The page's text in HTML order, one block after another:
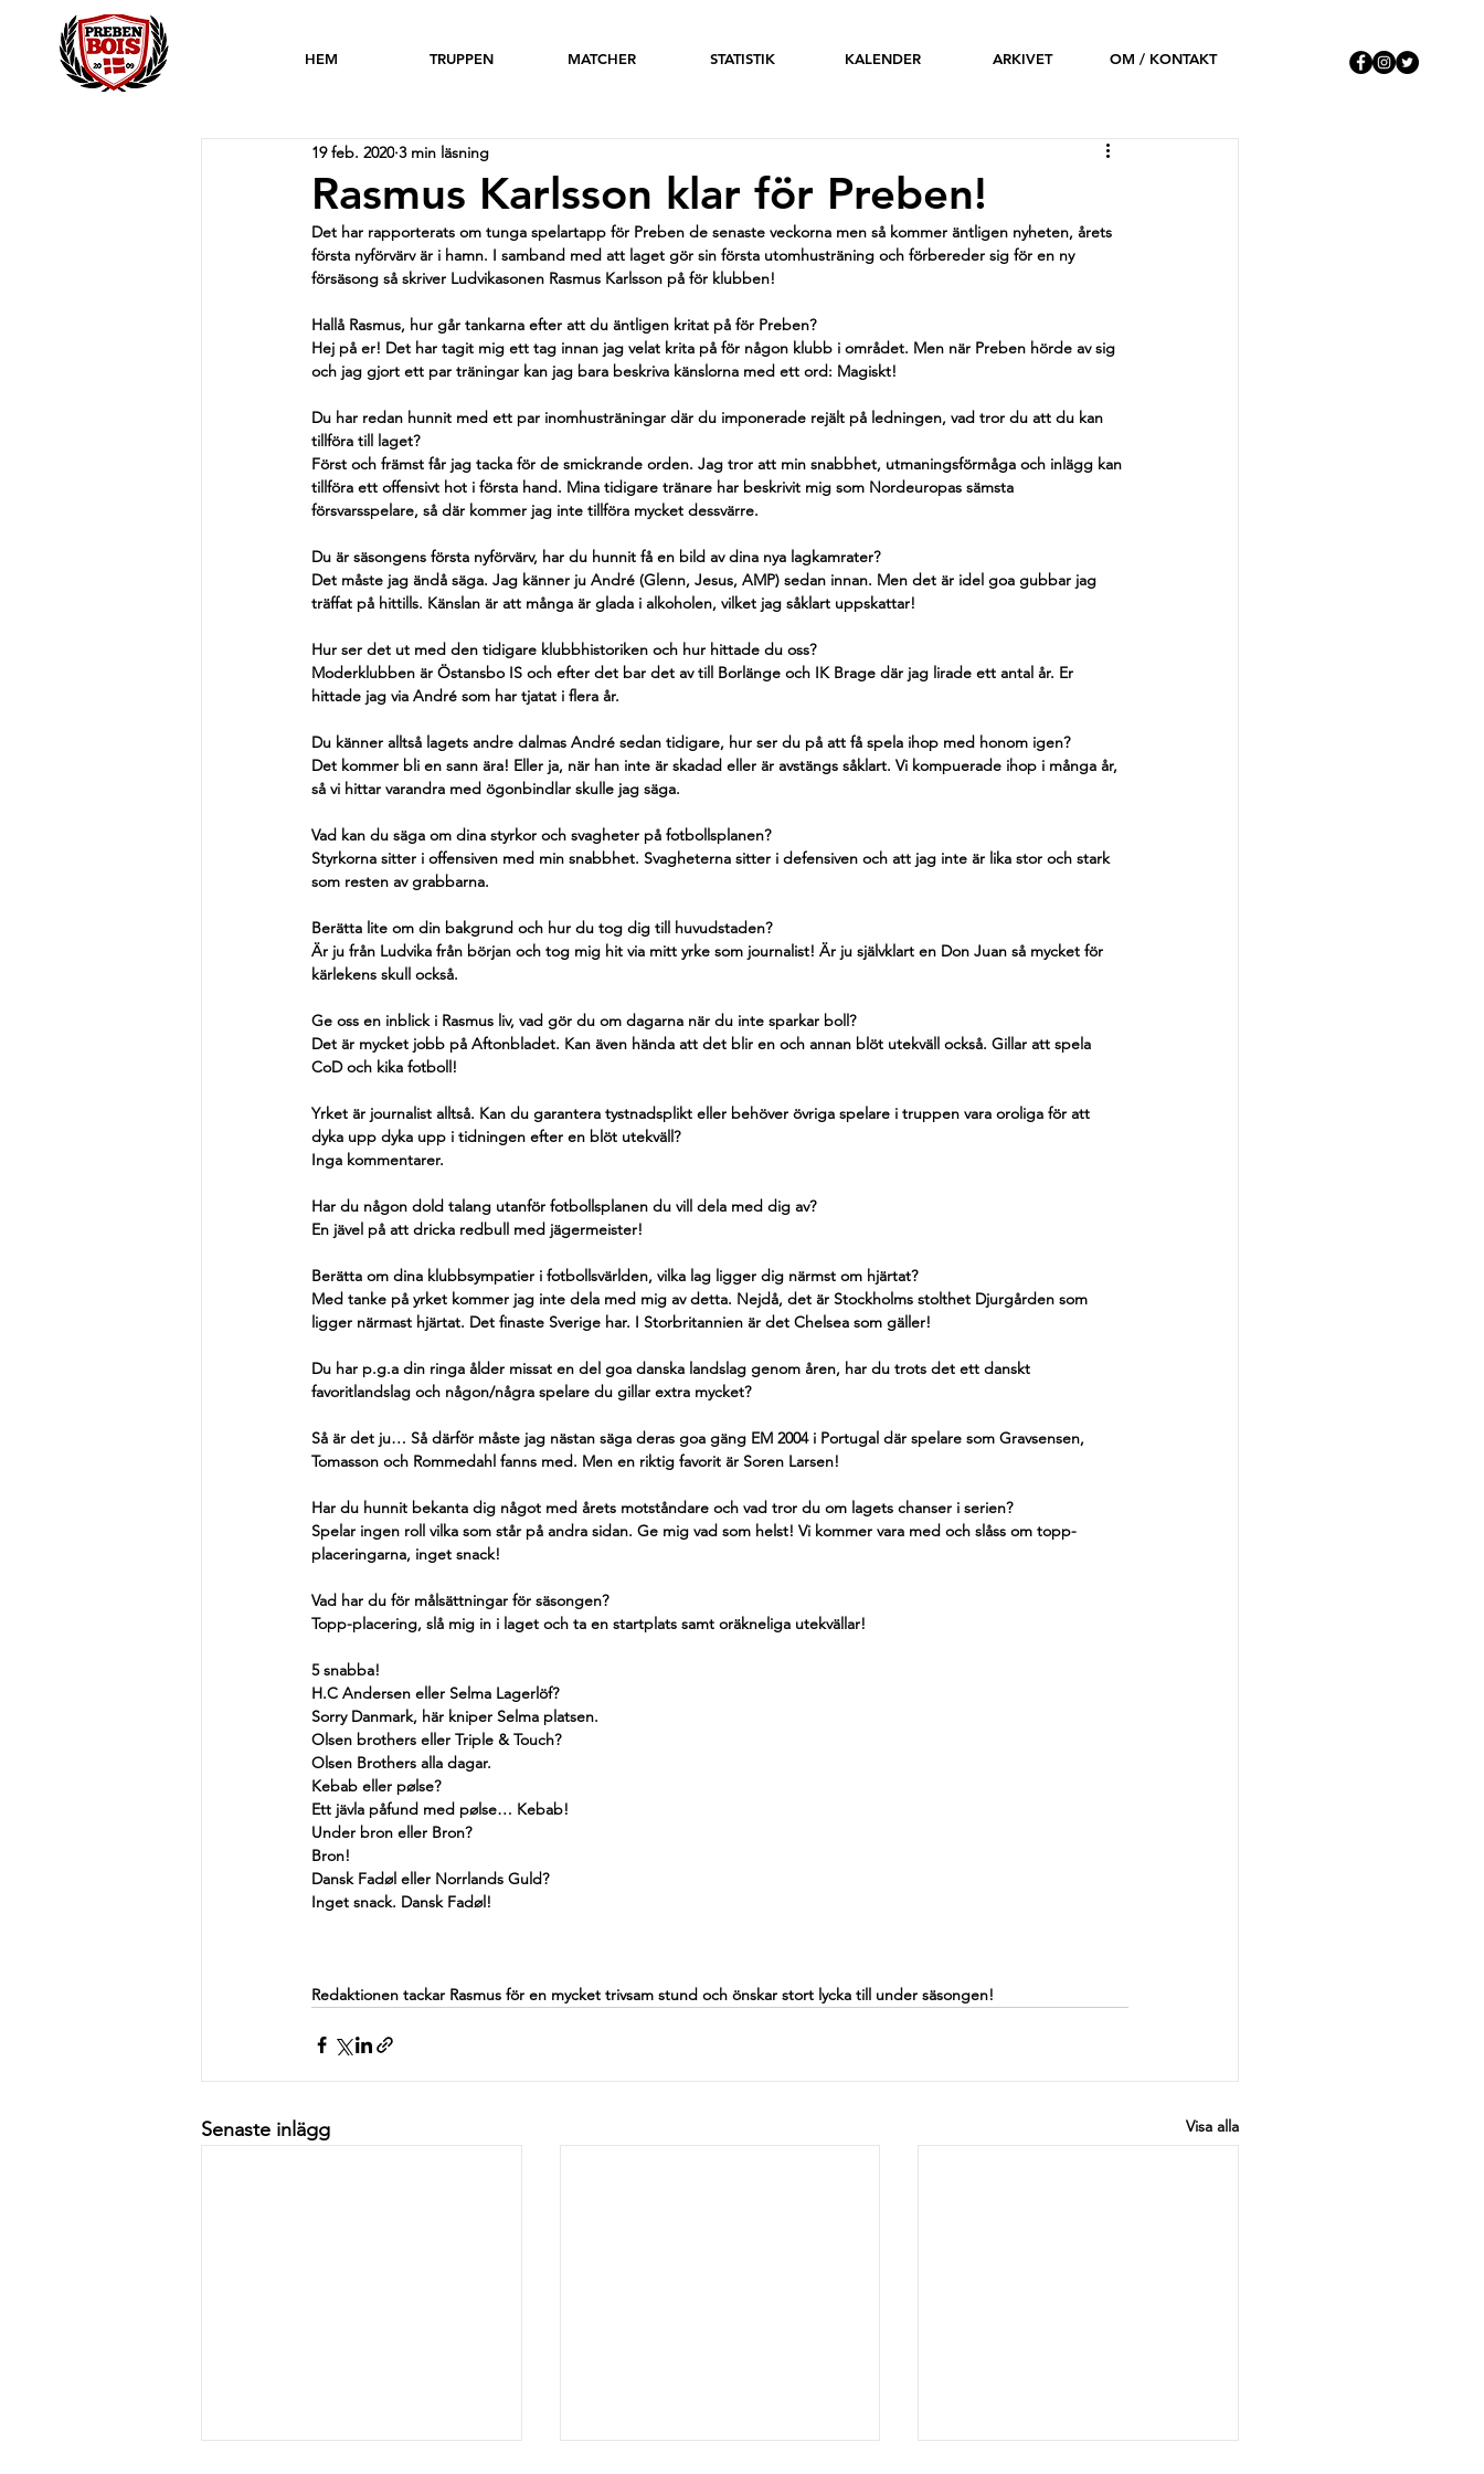
HEM TRUPPEN MATCHER STATISTIK KALENDER ARKIVET OM / KONTAKT
Rasmus Karlsson klar för Preben!
19 feb. 2020 3 min läsning
Det har rapporterats om tunga spelartapp för Preben de senaste veckorna men så kommer äntligen nyheten, årets
första nyförvärv är i hamn. I samband med att laget gör sin första utomhusträning och förbereder sig för en ny
försäsong så skriver Ludvikasonen Rasmus Karlsson på för klubben!
Hallå Rasmus, hur går tankarna efter att du äntligen kritat på för Preben?
Hej på er! Det har tagit mig ett tag innan jag velat krita på för någon klubb i området. Men när Preben hörde av sig
och jag gjort ett par träningar kan jag bara beskriva känslorna med ett ord: Magiskt!
Du har redan hunnit med ett par inomhusträningar där du imponerade rejält på ledningen, vad tror du att du kan
tillföra till laget?
Först och främst får jag tacka för de smickrande orden. Jag tror att min snabbhet, utmaningsförmåga och inlägg kan
tillföra ett offensivt hot i första hand. Mina tidigare tränare har beskrivit mig som Nordeuropas sämsta
försvarsspelare, så där kommer jag inte tillföra mycket dessvärre.
Du är säsongens första nyförvärv, har du hunnit få en bild av dina nya lagkamrater?
Det måste jag ändå säga. Jag känner ju André (Glenn, Jesus, AMP) sedan innan. Men det är idel goa gubbar jag
träffat på hittills. Känslan är att många är glada i alkoholen, vilket jag såklart uppskattar!
Hur ser det ut med den tidigare klubbhistoriken och hur hittade du oss?
Moderklubben är Östansbo IS och efter det bar det av till Borlänge och IK Brage där jag lirade ett antal år. Er
hittade jag via André som har tjatat i flera år.
Du känner alltså lagets andre dalmas André sedan tidigare, hur ser du på att få spela ihop med honom igen?
Det kommer bli en sann ära! Eller ja, när han inte är skadad eller är avstängs såklart. Vi kompuerade ihop i många år,
så vi hittar varandra med ögonbindlar skulle jag säga.
Vad kan du säga om dina styrkor och svagheter på fotbollsplanen?
Styrkorna sitter i offensiven med min snabbhet. Svagheterna sitter i defensiven och att jag inte är lika stor och stark
som resten av grabbarna.
Berätta lite om din bakgrund och hur du tog dig till huvudstaden?
Är ju från Ludvika från början och tog mig hit via mitt yrke som journalist! Är ju självklart en Don Juan så mycket för
kärlekens skull också.
Ge oss en inblick i Rasmus liv, vad gör du om dagarna när du inte sparkar boll?
Det är mycket jobb på Aftonbladet. Kan även hända att det blir en och annan blöt utekväll också. Gillar att spela
CoD och kika fotboll!
Yrket är journalist alltså. Kan du garantera tystnadsplikt eller behöver övriga spelare i truppen vara oroliga för att
dyka upp dyka upp i tidningen efter en blöt utekväll?
Inga kommentarer.
Har du någon dold talang utanför fotbollsplanen du vill dela med dig av?
En jävel på att dricka redbull med jägermeister!
Berätta om dina klubbsympatier i fotbollsvärlden, vilka lag ligger dig närmst om hjärtat?
Med tanke på yrket kommer jag inte dela med mig av detta. Nejdå, det är Stockholms stolthet Djurgården som
ligger närmast hjärtat. Det finaste Sverige har. I Storbritannien är det Chelsea som gäller!
Du har p.g.a din ringa ålder missat en del goa danska landslag genom åren, har du trots det ett danskt
favoritlandslag och någon/några spelare du gillar extra mycket?
Så är det ju… Så därför måste jag nästan säga deras goa gäng EM 2004 i Portugal där spelare som Gravsensen,
Tomasson och Rommedahl fanns med. Men en riktig favorit är Soren Larsen!
Har du hunnit bekanta dig något med årets motståndare och vad tror du om lagets chanser i serien?
Spelar ingen roll vilka som står på andra sidan. Ge mig vad som helst! Vi kommer vara med och slåss om topp-
placeringarna, inget snack!
Vad har du för målsättningar för säsongen?
Topp-placering, slå mig in i laget och ta en startplats samt oräkneliga utekvällar!
5 snabba!
H.C Andersen eller Selma Lagerlöf?
Sorry Danmark, här kniper Selma platsen.
Olsen brothers eller Triple & Touch?
Olsen Brothers alla dagar.
Kebab eller pølse?
Ett jävla påfund med pølse… Kebab!
Under bron eller Bron?
Bron!
Dansk Fadøl eller Norrlands Guld?
Inget snack. Dansk Fadøl!
Redaktionen tackar Rasmus för en mycket trivsam stund och önskar stort lycka till under säsongen!
Senaste inlägg Visa alla